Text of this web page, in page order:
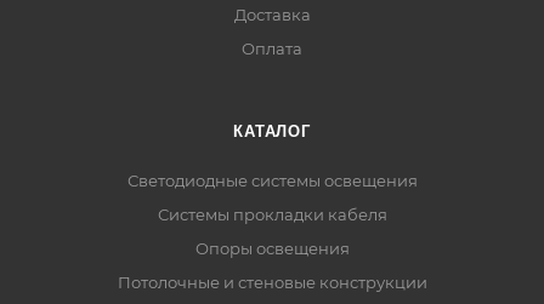
Доставка
Оплата
КАТАЛОГ
Светодиодные системы освещения
Системы прокладки кабеля
Опоры освещения
Потолочные и стеновые конструкции